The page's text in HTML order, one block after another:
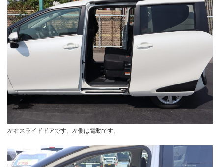
左右スライドドアです。左側は電動です。